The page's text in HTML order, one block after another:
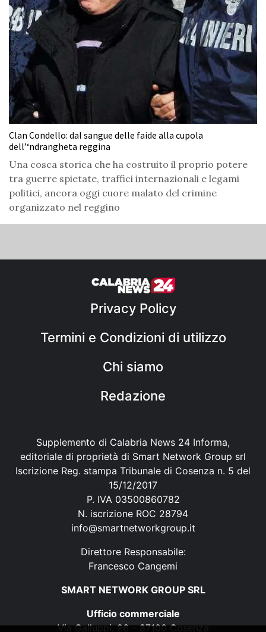
Clan Condello: dal sangue delle faide alla cupola
dell’‘ndrangheta reggina
Una cosca storica che ha costruito il proprio potere
tra guerre spietate, traffici internazionali e legami
politici, ancora oggi cuore malato del crimine
organizzato nel reggino
Privacy Policy
Termini e Condizioni di utilizzo
Chi siamo
Redazione
Supplemento di Calabria News 24 Informa,
editoriale di proprietà di Smart Network Group srl
Iscrizione Reg. stampa Tribunale di Cosenza n. 5 del
15/12/2017
P. IVA 03500860782
N. iscrizione ROC 28794
info@smartnetworkgroup.it
Direttore Responsabile:
Francesco Cangemi
SMART NETWORK GROUP SRL
Ufficio commerciale
Via Galluppi, 26 – 87100 Cosenza